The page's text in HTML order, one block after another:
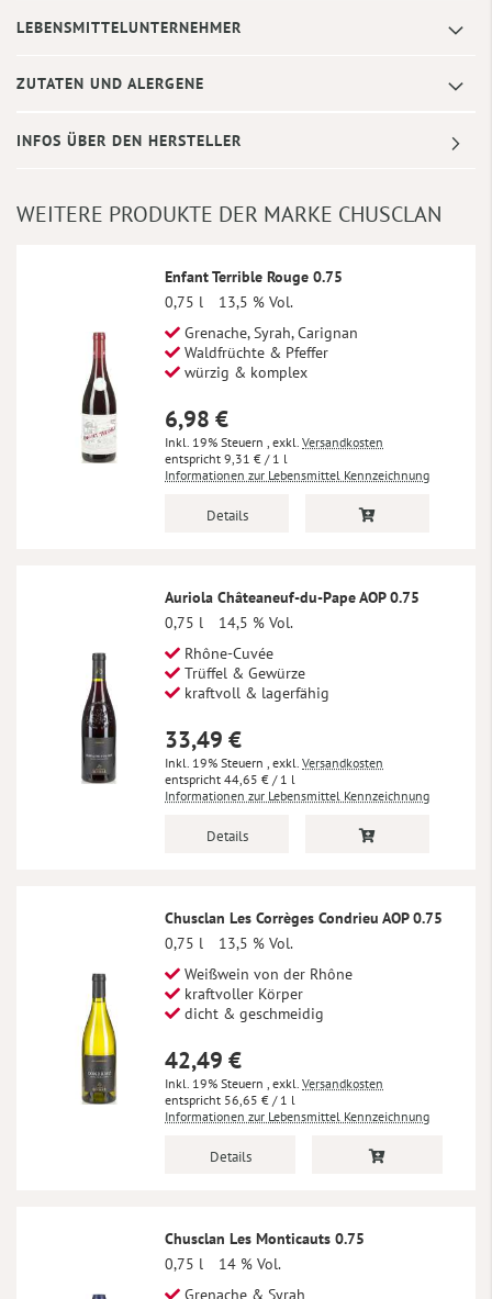
LEBENSMITTELUNTERNEHMER
ZUTATEN UND ALERGENE
INFOS ÜBER DEN HERSTELLER
WEITERE PRODUKTE DER MARKE CHUSCLAN
Enfant Terrible Rouge 0.75
0,75 l
13,5 % Vol.
Grenache, Syrah, Carignan
Waldfrüchte & Pfeffer
würzig & komplex
6,98 €
Inkl. 19% Steuern , exkl. Versandkosten
9,31 € / 1 l
Informationen zur Lebensmittel Kennzeichnung
Details
Auriola Châteaneuf-du-Pape AOP 0.75
0,75 l
14,5 % Vol.
Rhône-Cuvée
Trüffel & Gewürze
kraftvoll & lagerfähig
33,49 €
Inkl. 19% Steuern , exkl. Versandkosten
44,65 € / 1 l
Informationen zur Lebensmittel Kennzeichnung
Details
Chusclan Les Corrèges Condrieu AOP 0.75
0,75 l
13,5 % Vol.
Weißwein von der Rhône
kraftvoller Körper
dicht & geschmeidig
42,49 €
Inkl. 19% Steuern , exkl. Versandkosten
56,65 € / 1 l
Informationen zur Lebensmittel Kennzeichnung
Details
Chusclan Les Monticauts 0.75
0,75 l
14 % Vol.